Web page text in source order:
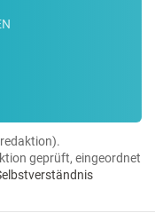
geprüft, eingeordnet